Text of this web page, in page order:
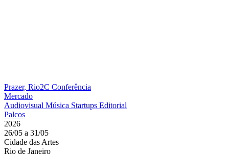
Prazer, Rio2C Conferência
Mercado
Audiovisual Música Startups Editorial
Palcos
2026
26/05 a 31/05
Cidade das Artes
Rio de Janeiro